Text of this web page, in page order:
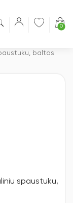
0
baltos